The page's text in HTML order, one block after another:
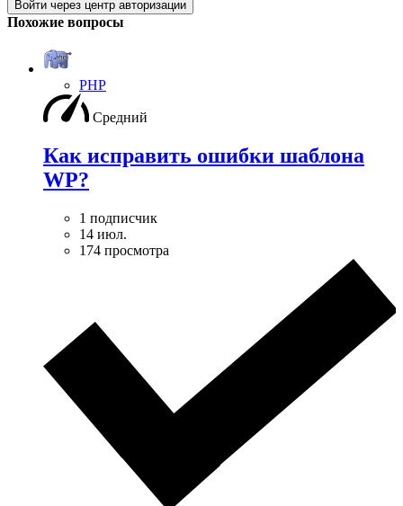
Войти через центр авторизации
Похожие вопросы
PHP
Средний
Как исправить ошибки шаблона
WP?
1 подписчик
14 июл.
174 просмотра